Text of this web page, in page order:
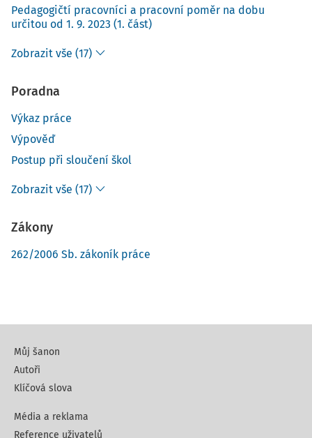
Pedagogičtí pracovníci a pracovní poměr na dobu
určitou od 1. 9. 2023 (1. část)
Zobrazit vše (17)
Poradna
Výkaz práce
Výpověď
Postup při sloučení škol
Zobrazit vše (17)
Zákony
262/2006 Sb. zákoník práce
Můj šanon
Autoři
Klíčová slova
Média a reklama
Reference uživatelů